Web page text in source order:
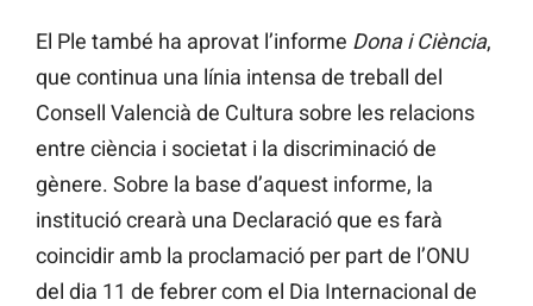
El Ple també ha aprovat l’informe Dona i Ciència,
que continua una línia intensa de treball del
Consell Valencià de Cultura sobre les relacions
entre ciència i societat i la discriminació de
gènere. Sobre la base d’aquest informe, la
institució crearà una Declaració que es farà
coincidir amb la proclamació per part de l’ONU
del dia 11 de febrer com el Dia Internacional de